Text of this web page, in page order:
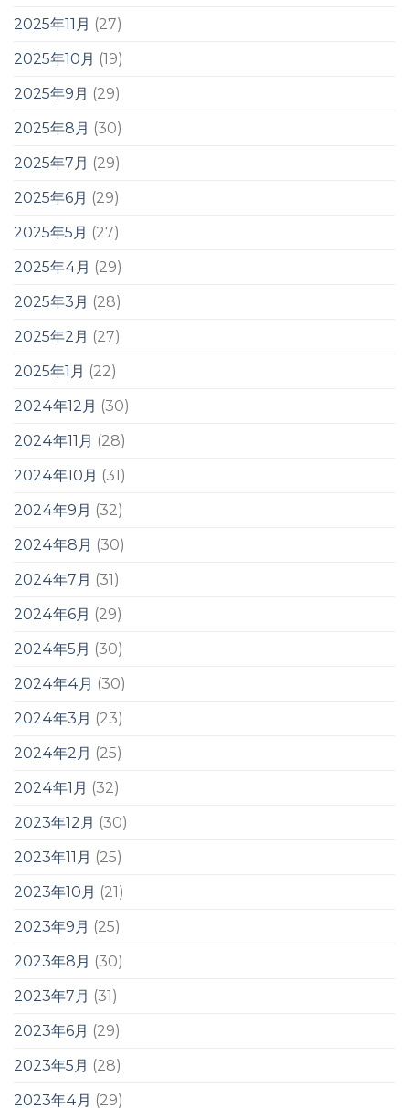
2025年11月 (27)
2025年10月 (19)
2025年9月 (29)
2025年8月 (30)
2025年7月 (29)
2025年6月 (29)
2025年5月 (27)
2025年4月 (29)
2025年3月 (28)
2025年2月 (27)
2025年1月 (22)
2024年12月 (30)
2024年11月 (28)
2024年10月 (31)
2024年9月 (32)
2024年8月 (30)
2024年7月 (31)
2024年6月 (29)
2024年5月 (30)
2024年4月 (30)
2024年3月 (23)
2024年2月 (25)
2024年1月 (32)
2023年12月 (30)
2023年11月 (25)
2023年10月 (21)
2023年9月 (25)
2023年8月 (30)
2023年7月 (31)
2023年6月 (29)
2023年5月 (28)
2023年4月 (29)